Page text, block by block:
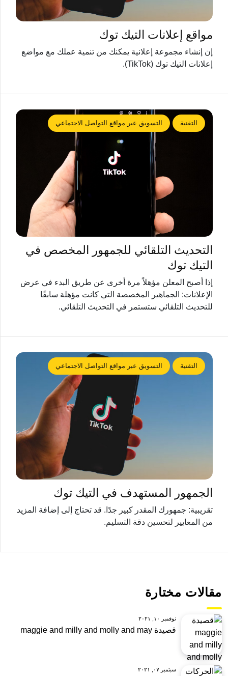
مواقع إعلانات التيك توك
إن إنشاء مجموعة إعلانية يمكنك من تنمية عملك مع مواضع
إعلانات التيك توك (TikTok).
التقنية التسويق عبر مواقع التواصل الاجتماعي
التحديث التلقائي للجمهور المخصص في
التيك توك
إذا أصبح المعلن مؤهلاً مرة أخرى عن طريق البدء في عرض
الإعلانات: الجماهير المخصصة التي كانت مؤهلة سابقًا
للتحديث التلقائي ستستمر في التحديث التلقائي.
التقنية التسويق عبر مواقع التواصل الاجتماعي
الجمهور المستهدف في التيك توك
تقريبية: جمهورك المقدر كبير جدًا. قد تحتاج إلى إضافة المزيد
من المعايير لتحسين دقة التسليم.
مقالات مختارة
نوفمبر ١٠, ٢٠٢١
قصيدة maggie and milly and molly and may
سبتمبر ٠٧, ٢٠٢١